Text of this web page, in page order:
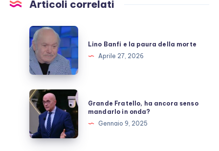
Articoli correlati
Lino
Banfi
e
la
paura
della
morte
Lino Banfi e la paura della morte
Aprile 27, 2026
Grande
Fratello,
ancora
senso
Grande Fratello, ha ancora senso
mandarlo in onda?
Gennaio 9, 2025